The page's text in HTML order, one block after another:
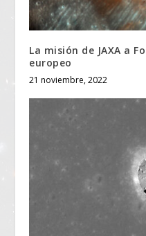
La misión de JAXA a
europeo
21 noviembre, 2022